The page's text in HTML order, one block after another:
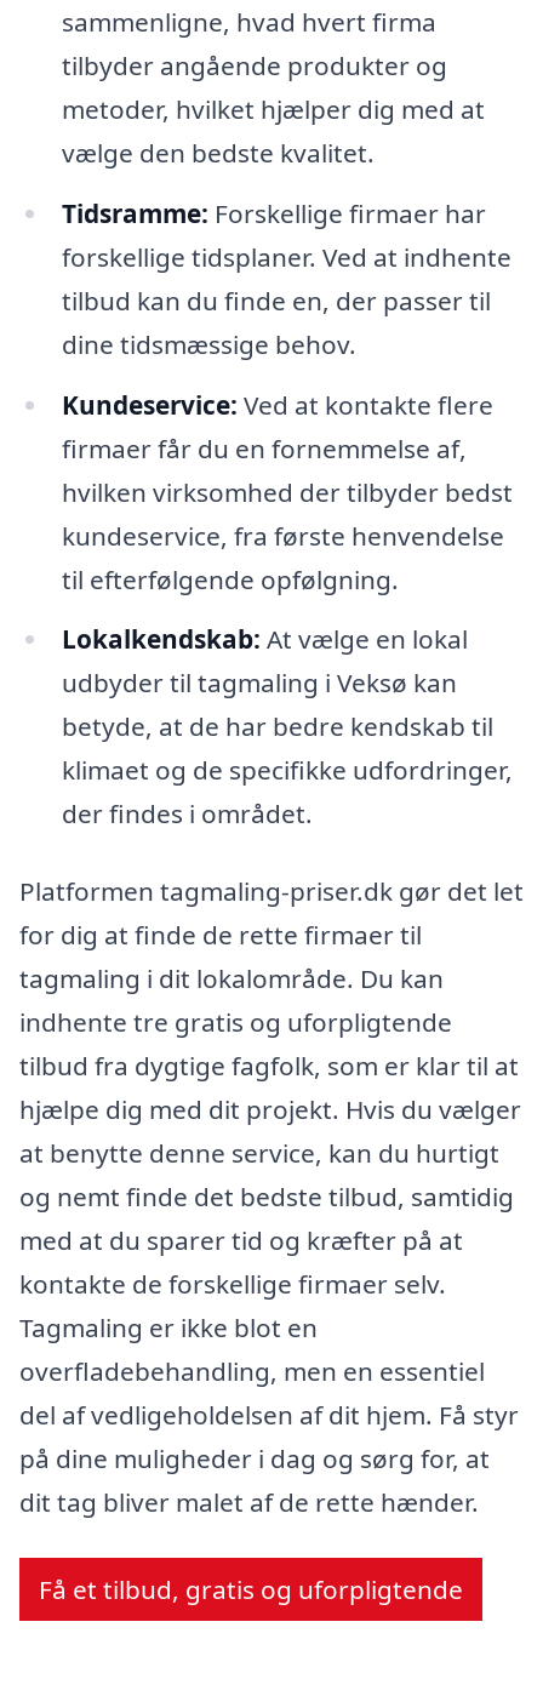
sammenligne, hvad hvert firma
tilbyder angående produkter og
metoder, hvilket hjælper dig med at
vælge den bedste kvalitet.
Tidsramme: Forskellige firmaer har
forskellige tidsplaner. Ved at indhente
tilbud kan du finde en, der passer til
dine tidsmæssige behov.
Kundeservice: Ved at kontakte flere
firmaer får du en fornemmelse af,
hvilken virksomhed der tilbyder bedst
kundeservice, fra første henvendelse
til efterfølgende opfølgning.
Lokalkendskab: At vælge en lokal
udbyder til tagmaling i Veksø kan
betyde, at de har bedre kendskab til
klimaet og de specifikke udfordringer,
der findes i området.
Platformen tagmaling-priser.dk gør det let
for dig at finde de rette firmaer til
tagmaling i dit lokalområde. Du kan
indhente tre gratis og uforpligtende
tilbud fra dygtige fagfolk, som er klar til at
hjælpe dig med dit projekt. Hvis du vælger
at benytte denne service, kan du hurtigt
og nemt finde det bedste tilbud, samtidig
med at du sparer tid og kræfter på at
kontakte de forskellige firmaer selv.
Tagmaling er ikke blot en
overfladebehandling, men en essentiel
del af vedligeholdelsen af dit hjem. Få styr
på dine muligheder i dag og sørg for, at
dit tag bliver malet af de rette hænder.
Få et tilbud, gratis og uforpligtende